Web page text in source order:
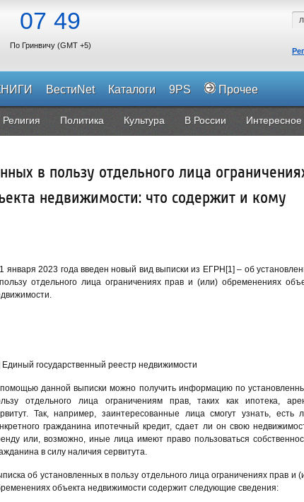
07 49
По Гринвичу (GMT +5)
ВестиNet Каталоги 9PS Прочее
Религия Политика Культура В России Интересное
в пользу отдельного лица
недвижимости: что содержит и кому
января 2023 года введен новый вид выписки из ЕГРН[1] – об
отдельного лица ограничениях прав и (или) обременениях
Единый государственный реестр недвижимости
данной выписки можно получить информацию по
отдельного лица ограничениям прав, таких как ипотека,
Так, например, заинтересованные лица смогут узнать, есть
гражданина ипотечный кредит, сдает ли он свою
или, возможно, иные лица имеют право пользоваться
в силу наличия сервитута.
об установленных в пользу отдельного лица ограничениях прав и
объекта недвижимости содержит следующие сведения: